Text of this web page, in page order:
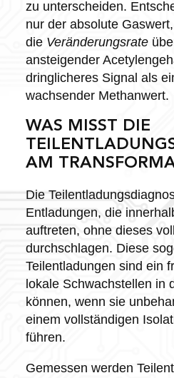
zu unterscheiden.
nur der absolute
die Veränderungsrate
ansteigender
dringlicheres Signal als
wachsender Methanwert.
WAS MISST DIE
AM
Die
Entladungen, die
auftreten, ohne dieses
durchschlagen. Diese
Teilentladungen sind ein
lokale Schwachstellen in
können, wenn sie
einem vollständigen
führen.
Gemessen werden